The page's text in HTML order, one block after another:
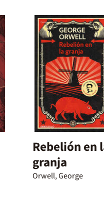
Rebelión en
granja
Orwell, George